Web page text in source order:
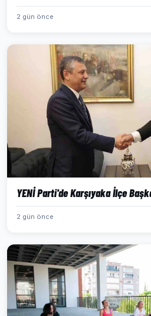
2 gün önce
YENİ Parti'de Karşıyaka İlçe
2 gün önce